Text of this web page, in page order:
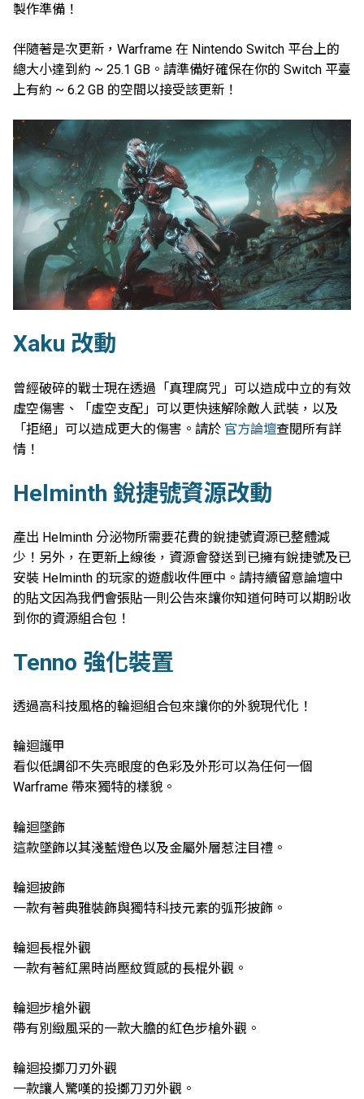
製作準備！
伴隨著是次更新，Warframe 在 Nintendo Switch 平台上的
總大小達到約 ~ 25.1 GB。請準備好確保在你的 Switch 平臺
上有約 ~ 6.2 GB 的空間以接受該更新！
Xaku 改動
曾經破碎的戰士現在透過「真理腐咒」可以造成中立的有效
虛空傷害、「虛空支配」可以更快速解除敵人武裝，以及
「拒絕」可以造成更大的傷害。請於 官方論壇查閱所有詳
情！
Helminth 銳捷號資源改動
產出 Helminth 分泌物所需要花費的銳捷號資源已整體減
少！另外，在更新上線後，資源會發送到已擁有銳捷號及已
安裝 Helminth 的玩家的遊戲收件匣中。請持續留意論壇中
的貼文因為我們會張貼一則公告來讓你知道何時可以期盼收
到你的資源組合包！
Tenno 強化裝置
透過高科技風格的輪迴組合包來讓你的外貌現代化！
輪迴護甲
看似低調卻不失亮眼度的色彩及外形可以為任何一個
Warframe 帶來獨特的樣貌。
輪迴墜飾
這款墜飾以其淺藍燈色以及金屬外層惹注目禮。
輪迴披飾
一款有著典雅裝飾與獨特科技元素的弧形披飾。
輪迴長棍外觀
一款有著紅黑時尚壓紋質感的長棍外觀。
輪迴步槍外觀
帶有別緻風采的一款大膽的紅色步槍外觀。
輪迴投擲刀刃外觀
一款讓人驚嘆的投擲刀刃外觀。